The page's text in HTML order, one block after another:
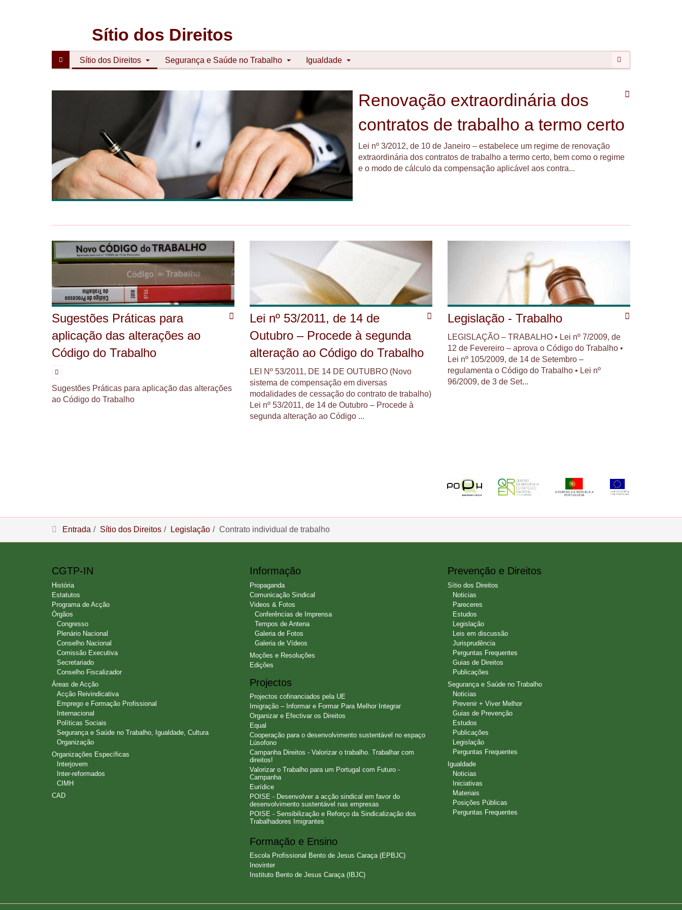
Sítio dos Direitos
Pesquisar
Sítio dos Direitos Segurança e Saúde no Trabalho Igualdade
Renovação extraordinária dos
contratos de trabalho a termo certo
Lei nº 3/2012, de 10 de Janeiro – estabelece um regime de renovação
extraordinária dos contratos de trabalho a termo certo, bem como o regime
e o modo de cálculo da compensação aplicável aos contra...
Sugestões Práticas para
aplicação das alterações ao
Código do Trabalho
Sugestões Práticas para aplicação das alterações
ao Código do Trabalho
Lei nº 53/2011, de 14 de
Outubro – Procede à segunda
alteração ao Código do Trabalho
LEI Nº 53/2011, DE 14 DE OUTUBRO (Novo
sistema de compensação em diversas
modalidades de cessação do contrato de trabalho)
Lei nº 53/2011, de 14 de Outubro – Procede à
segunda alteração ao Código ...
Legislação - Trabalho
LEGISLAÇÃO – TRABALHO • Lei nº 7/2009, de
12 de Fevereiro – aprova o Código do Trabalho •
Lei nº 105/2009, de 14 de Setembro –
regulamenta o Código do Trabalho • Lei nº
96/2009, de 3 de Set...
Entrada Sítio dos Direitos Legislação Contrato individual de trabalho
CGTP-IN
História
Estatutos
Programa de Acção
Órgãos
Congresso
Plenário Nacional
Conselho Nacional
Comissão Executiva
Secretariado
Conselho Fiscalizador
Áreas de Acção
Acção Reivindicativa
Emprego e Formação Profissional
Internacional
Políticas Sociais
Segurança e Saúde no Trabalho, Igualdade, Cultura
Organização
Organizações Específicas
Interjovem
Inter-reformados
CIMH
CAD
Informação
Propaganda
Comunicação Sindical
Videos & Fotos
Conferências de Imprensa
Tempos de Antena
Galeria de Fotos
Galeria de Vídeos
Moções e Resoluções
Edições
Projectos
Projectos cofinanciados pela UE
Imigração – Informar e Formar Para Melhor Integrar
Organizar e Efectivar os Direitos
Equal
Cooperação para o desenvolvimento sustentável no espaço
Lúsofono
Campanha Direitos - Valorizar o trabalho. Trabalhar com
direitos!
Valorizar o Trabalho para um Portugal com Futuro -
Campanha
Eurídice
POISE - Desenvolver a acção sindical em favor do
desenvolvimento sustentável nas empresas
POISE - Sensibilização e Reforço da Sindicalização dos
Trabalhadores Imigrantes
Formação e Ensino
Escola Profissional Bento de Jesus Caraça (EPBJC)
Inovinter
Instituto Bento de Jesus Caraça (IBJC)
Prevenção e Direitos
Sítio dos Direitos
Noticias
Pareceres
Estudos
Legislação
Leis em discussão
Jurisprudência
Perguntas Frequentes
Guias de Direitos
Publicações
Segurança e Saúde no Trabalho
Noticias
Prevenir + Viver Melhor
Guias de Prevenção
Estudos
Publicações
Legislação
Perguntas Frequentes
Igualdade
Noticias
Iniciativas
Materiais
Posições Públicas
Perguntas Frequentes